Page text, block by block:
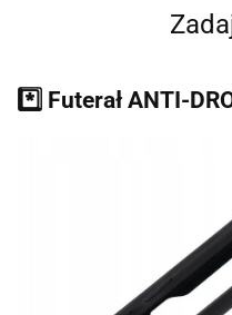
*️⃣ Futerał ANTI-